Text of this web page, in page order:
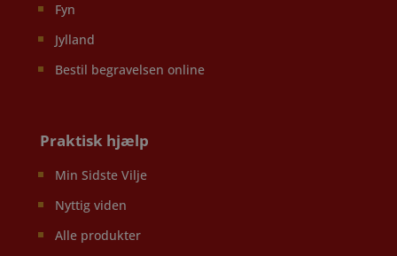
Fyn
Jylland
Bestil begravelsen online
Praktisk hjælp
Min Sidste Vilje
Nyttig viden
Alle produkter